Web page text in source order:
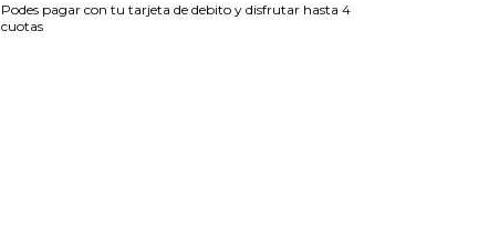
Podes pagar con tu tarjeta de debito y disfrutar hasta 4
cuotas